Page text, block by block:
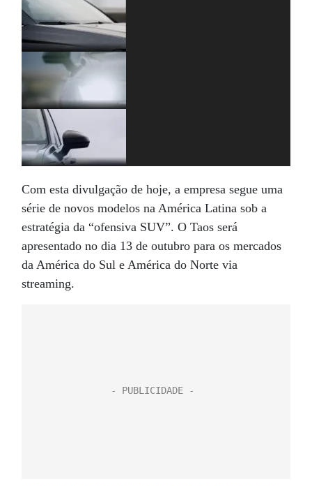
Com esta divulgação de hoje, a empresa segue uma
série de novos modelos na América Latina sob a
estratégia da “ofensiva SUV”. O Taos será
apresentado no dia 13 de outubro para os mercados
da América do Sul e América do Norte via
streaming.